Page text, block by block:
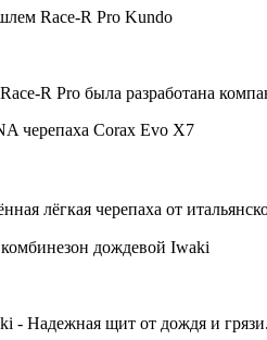
Race-R Pro Kundo
R Pro была разработана
черепаха Corax Evo X7
лёгкая черепаха от
дождевой Iwaki
- Надежная щит от дождя и